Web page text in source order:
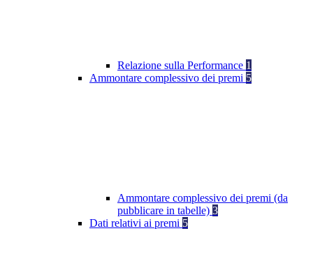
Relazione sulla Performance 1
Ammontare complessivo dei premi 5
Ammontare complessivo dei premi (da
pubblicare in tabelle) 3
Dati relativi ai premi 5